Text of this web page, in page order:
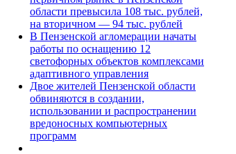
области превысила 108 тыс. рублей,
на вторичном — 94 тыс. рублей
В Пензенской агломерации начаты
работы по оснащению 12
светофорных объектов комплексами
адаптивного управления
Двое жителей Пензенской области
обвиняются в создании,
использовании и распространении
вредоносных компьютерных
программ